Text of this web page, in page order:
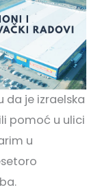
da je izraelska
pomoć u ulici
u